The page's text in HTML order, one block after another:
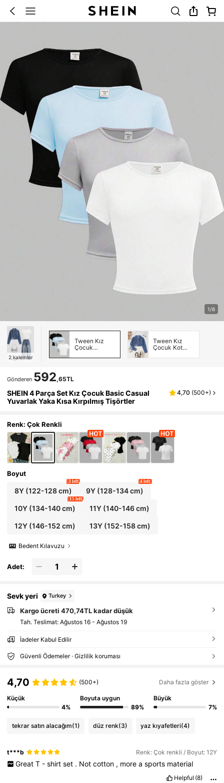
1/6
2 kalemler
Tween Kız
Çocuk
Tween Kız
Çocuk Kot
Gönderen 592,65TL
SHEIN 4 Parça Set Kız Çocuk Basic Casual
Yuvarlak Yaka Kısa Kırpılmış Tişörtler
4,70 (500+)
Renk: Çok Renkli
Boyut
8Y(122-128 cm)
3 left
9Y (128-134 cm)
4 left
10Y(134-140 cm)
15 left
11Y (140-146 cm)
12Y(146-152 cm) 13Y (152-158 cm)
Bedent Kılavuzu
Adet:
Sevk yeri Turkey
Kargo ücreti 470,74TL kadar düşük
Tah. Teslimat: Ağustos 16 - Ağustos 19
İadeler Kabul Edilir
Güvenli Ödemeler · Gizlilik koruması
4,70 (500+) Daha fazla göster
Küçük
4%
Boyuta uygun
89%
Büyük
7%
tekrar satın alacağım(1) düz renk(3) yaz kıyafetleri(4)
t***b Renk: Çok renkli / Boyut: 12Y
Great T - shirt set . Not cotton , more a sports material
Helpful (8)